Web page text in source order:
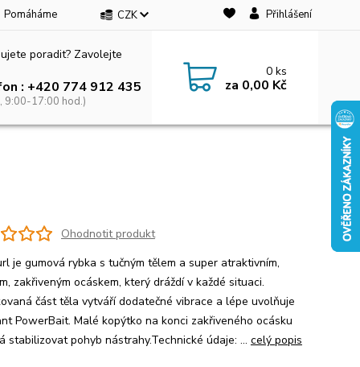
Pomáháme CZK Přihlášení
poradit? Zavolejte
: +420 774 912 435
9:00-17:00 hod.)
0ks
za 0,00 Kč
Ohodnotit produkt
je gumová rybka s tučným tělem a super atraktivním,
zakřiveným ocáskem, který dráždí v každé situaci.
část těla vytváří dodatečné vibrace a lépe uvolňuje
PowerBait. Malé kopýtko na konci zakřiveného ocásku
stabilizovat pohyb nástrahy.Technické údaje: ... celý popis